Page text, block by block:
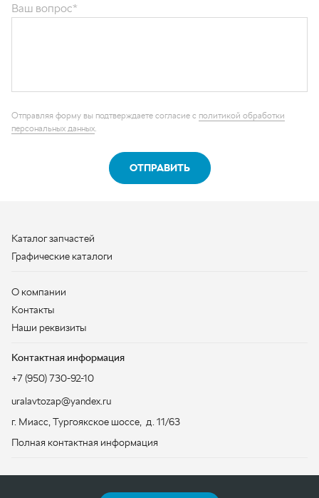
персональных данных
Каталог запчастей
Контактная информация
+7 (950) 730-92-10
uralavtozap@yandex.ru
г. Миасс, Тургоякское шоссе, д. 11/63
Полная контактная информация
Политика конфиденциальности